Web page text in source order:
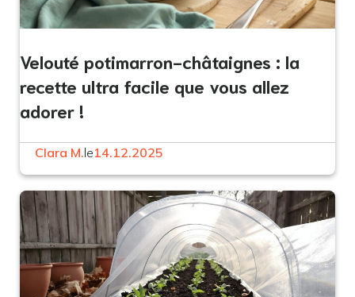
Velouté potimarron-châtaignes : la
recette ultra facile que vous allez
adorer !
Clara M.le14.12.2025